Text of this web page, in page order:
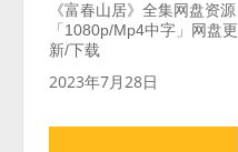
《富春山居》全集网盘资源
「1080p/Mp4中字」网盘更
新/下载
2023年7月28日